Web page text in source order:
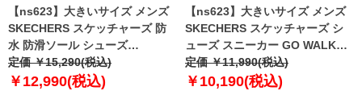
【ns623】大きいサイズ メンズ
SKECHERS スケッチャーズ 防
水 防滑ソール シューズ
DRESTON-RAMSEY 春夏新作
205837
定価 ￥15,290(税込)
￥12,990(税込)
【ns623】大きいサイズ メンズ
SKECHERS スケッチャーズ シ
ューズ スニーカー GO WALK
FLEX-HANDS UP 春夏新作
216324ww
定価 ￥11,990(税込)
￥10,190(税込)